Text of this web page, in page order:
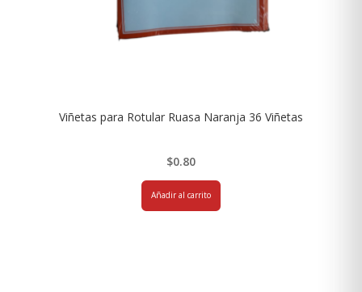
Viñetas para Rotular Ruasa Naranja 36 Viñetas
$0.80
Añadir al carrito